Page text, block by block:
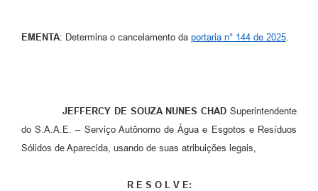
Telefones Úteis
EMENTA: Determina o cancelamento da portaria n° 144 de 2025
JEFFERCY DE SOUZA NUNES CHADSuperintendente
do S.A.A.E. – Serviço Autônomo de Água e Esgotos e Resíduos
Sólidos de Aparecida, usando de suas atribuições legais,
R E S O L V E: